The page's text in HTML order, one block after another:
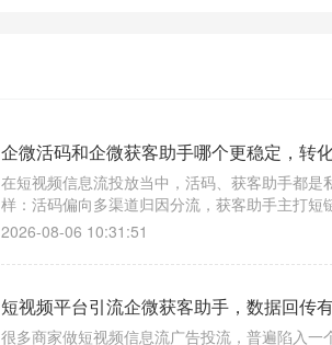
企微活码和企微获客助手哪个更稳定，转
在短视频信息流投放当中，活码、获客助手都
样：活码偏向多渠道归因分流，获客助手主打
体转化，还容易触发平台风控，造成引流链路直
2026-08-06 10:31:51
短视频平台引流企微获客助手，数据回传
很多商家做短视频信息流广告投流，普遍陷入